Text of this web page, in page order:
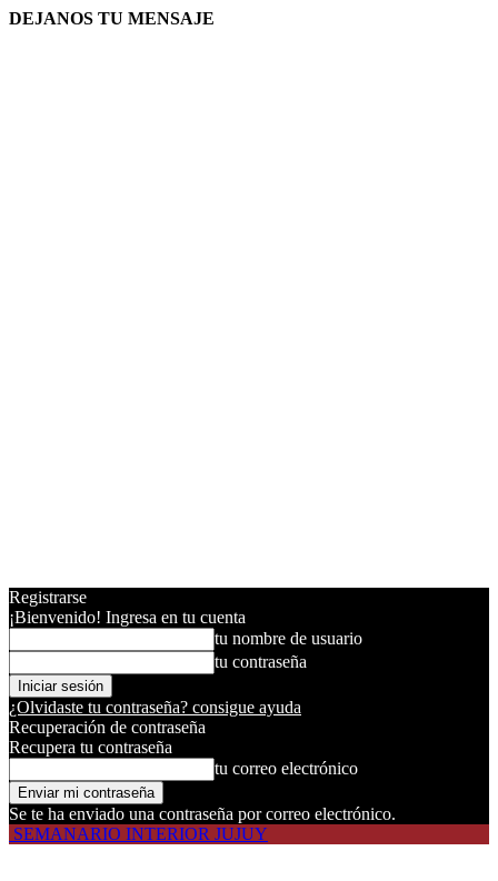
DEJANOS TU MENSAJE
Registrarse
¡Bienvenido! Ingresa en tu cuenta
tu nombre de usuario
tu contraseña
¿Olvidaste tu contraseña? consigue ayuda
Recuperación de contraseña
Recupera tu contraseña
tu correo electrónico
Se te ha enviado una contraseña por correo electrónico.
SEMANARIO INTERIOR JUJUY